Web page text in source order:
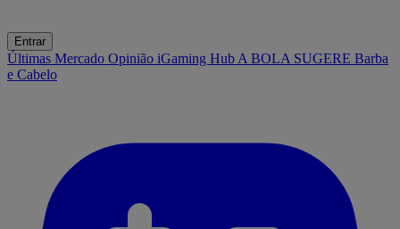
Entrar
Últimas Mercado Opinião iGaming Hub A BOLA SUGERE Barba
e Cabelo